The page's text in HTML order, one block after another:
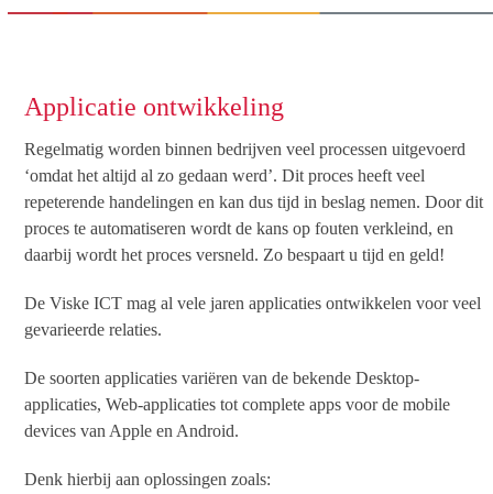
Applicatie ontwikkeling
Regelmatig worden binnen bedrijven veel processen uitgevoerd
‘omdat het altijd al zo gedaan werd’. Dit proces heeft veel
repeterende handelingen en kan dus tijd in beslag nemen. Door dit
proces te automatiseren wordt de kans op fouten verkleind, en
daarbij wordt het proces versneld. Zo bespaart u tijd en geld!
De Viske ICT mag al vele jaren applicaties ontwikkelen voor veel
gevarieerde relaties.
De soorten applicaties variëren van de bekende Desktop-
applicaties, Web-applicaties tot complete apps voor de mobile
devices van Apple en Android.
Denk hierbij aan oplossingen zoals: